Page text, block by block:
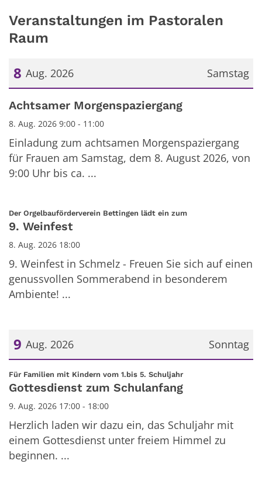
Veranstaltungen im Pastoralen
Raum
Samstag
8 Aug. 2026
Datum: 8. August 2026
Achtsamer Morgenspaziergang
8. Aug. 2026 9:00 - 11:00
Einladung zum achtsamen Morgenspaziergang
für Frauen am Samstag, dem 8. August 2026, von
9:00 Uhr bis ca. ...
Der Orgelbauförderverein Bettingen lädt ein zum:
9. Weinfest
8. Aug. 2026 18:00
9. Weinfest in Schmelz - Freuen Sie sich auf einen
genussvollen Sommerabend in besonderem
Ambiente! ...
Sonntag
9 Aug. 2026
Datum: 9. August 2026
Für Familien mit Kindern vom 1.bis 5. Schuljahr:
Gottesdienst zum Schulanfang
9. Aug. 2026 17:00 - 18:00
Herzlich laden wir dazu ein, das Schuljahr mit
einem Gottesdienst unter freiem Himmel zu
beginnen. ...